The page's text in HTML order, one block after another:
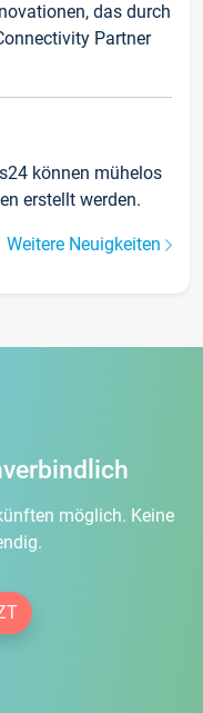
das durch
Partner
können mühelos
erstellt werden.
Weitere Neuigkeiten
möglich. Keine